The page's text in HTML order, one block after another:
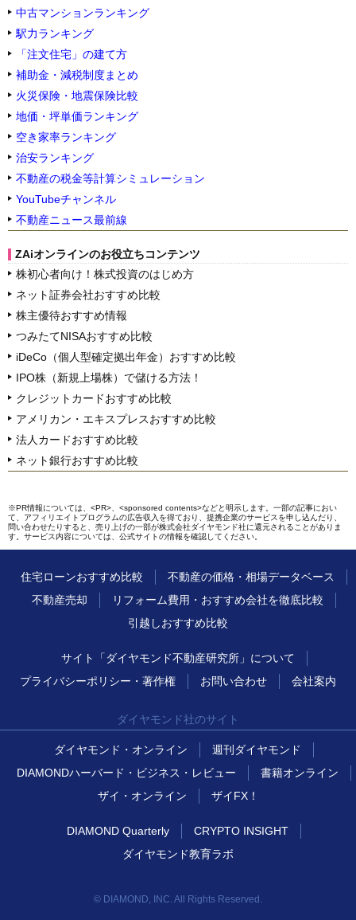
中古マンションランキング
駅力ランキング
「注文住宅」の建て方
補助金・減税制度まとめ
火災保険・地震保険比較
地価・坪単価ランキング
空き家率ランキング
治安ランキング
不動産の税金等計算シミュレーション
YouTubeチャンネル
不動産ニュース最前線
ZAiオンラインのお役立ちコンテンツ
株初心者向け！株式投資のはじめ方
ネット証券会社おすすめ比較
株主優待おすすめ情報
つみたてNISAおすすめ比較
iDeCo（個人型確定拠出年金）おすすめ比較
IPO株（新規上場株）で儲ける方法！
クレジットカードおすすめ比較
アメリカン・エキスプレスおすすめ比較
法人カードおすすめ比較
ネット銀行おすすめ比較
※PR情報については、<PR>、<sponsored contents>などと明示します。一部の記事におい
て、アフィリエイトプログラムの広告収入を得ており、提携企業のサービスを申し込んだり、
問い合わせたりすると、売り上げの一部が株式会社ダイヤモンド社に還元されることがありま
す。サービス内容については、公式サイトの情報を確認してください。
住宅ローンおすすめ比較
不動産の価格・相場データベース
不動産売却
リフォーム費用・おすすめ会社を徹底比較
引越しおすすめ比較
サイト「ダイヤモンド不動産研究所」について
プライバシーポリシー・著作権
お問い合わせ 会社案内
ダイヤモンド社のサイト
ダイヤモンド・オンライン
週刊ダイヤモンド
DIAMONDハーバード・ビジネス・レビュー
書籍オンライン
ザイ・オンライン
ザイFX！
DIAMOND Quarterly
CRYPTO INSIGHT
ダイヤモンド教育ラボ
© DIAMOND, INC. All Rights Reserved.